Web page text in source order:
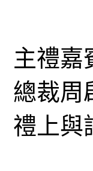
主禮嘉
總裁周
禮上與